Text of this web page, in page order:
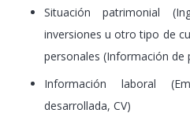
Situación patrimonial
inversiones u otro tipo de
personales (Información de
Información laboral
desarrollada, CV)